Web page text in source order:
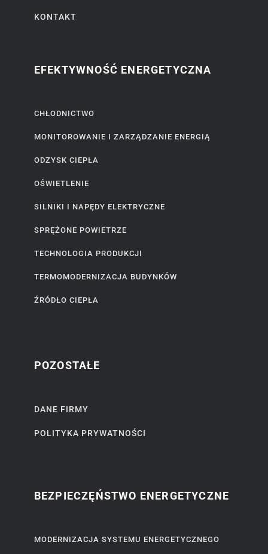
KONTAKT
EFEKTYWNOŚĆ ENERGETYCZNA
CHŁODNICTWO
MONITOROWANIE I ZARZĄDZANIE ENERGIĄ
ODZYSK CIEPŁA
OŚWIETLENIE
SILNIKI I NAPĘDY ELEKTRYCZNE
SPRĘŻONE POWIETRZE
TECHNOLOGIA PRODUKCJI
TERMOMODERNIZACJA BUDYNKÓW
ŹRÓDŁO CIEPŁA
POZOSTAŁE
DANE FIRMY
POLITYKA PRYWATNOŚCI
BEZPIECZĘŃSTWO ENERGETYCZNE
MODERNIZACJA SYSTEMU ENERGETYCZNEGO